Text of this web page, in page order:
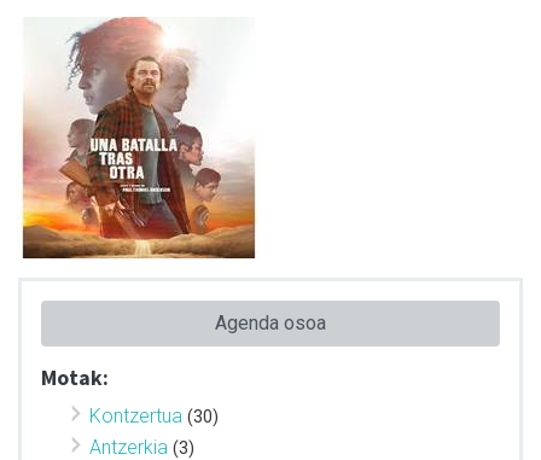
Agenda osoa
Motak:
Kontzertua (30)
Antzerkia (3)